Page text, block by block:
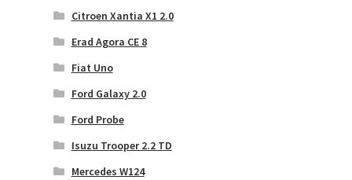
Citroen Xantia X1 2.0
Erad Agora CE 8
Fiat Uno
Ford Galaxy 2.0
Ford Probe
Isuzu Trooper 2.2 TD
Mercedes W124